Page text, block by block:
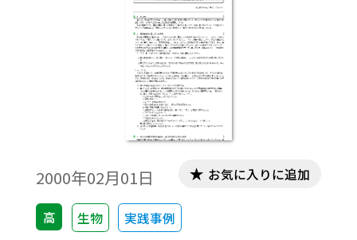
2000年02月01日
高 生物 実践事例
お気に入りに追加